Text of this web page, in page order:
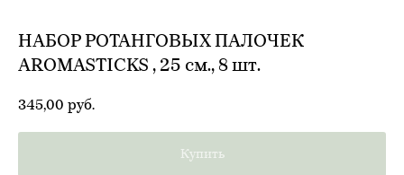
НАБОР РОТАНГОВЫХ ПАЛОЧЕК
AROMASTICKS , 25 см., 8 шт.
345,00 руб.
Купить